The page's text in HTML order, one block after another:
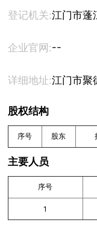
登记机关:江门市蓬
企业官网:--
详细地址:江门市聚
股权结构
序号 股东
主要人员
序号
1